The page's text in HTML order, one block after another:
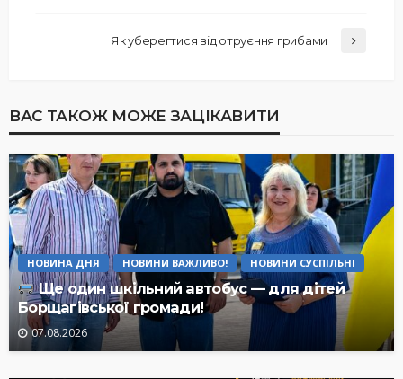
Як уберегтися від отруєння грибами
ВАС ТАКОЖ МОЖЕ ЗАЦІКАВИТИ
НОВИНА ДНЯ НОВИНИ ВАЖЛИВО! НОВИНИ СУСПІЛЬНІ
Ще один шкільний автобус — для дітей
Борщагівської громади!
07.08.2026